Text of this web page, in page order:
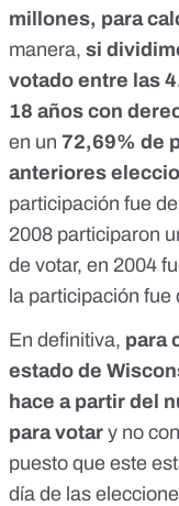
millones, para
manera, si
votado entre las
18 años con
en un 72,69% de
anteriores
participación fue
2008 participaron
de votar, en 2004
la participación fue
En definitiva, para
estado de
hace a partir del
para votar y no
puesto que este
día de las